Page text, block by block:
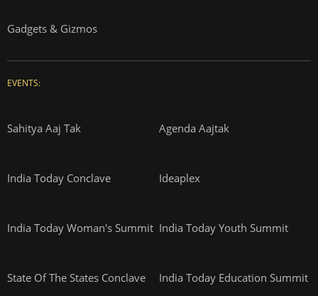
Gadgets & Gizmos
EVENTS:
Sahitya Aaj Tak Agenda Aajtak
India Today Conclave Ideaplex
India Today Woman's Summit India Today Youth Summit
State Of The States Conclave India Today Education Summit